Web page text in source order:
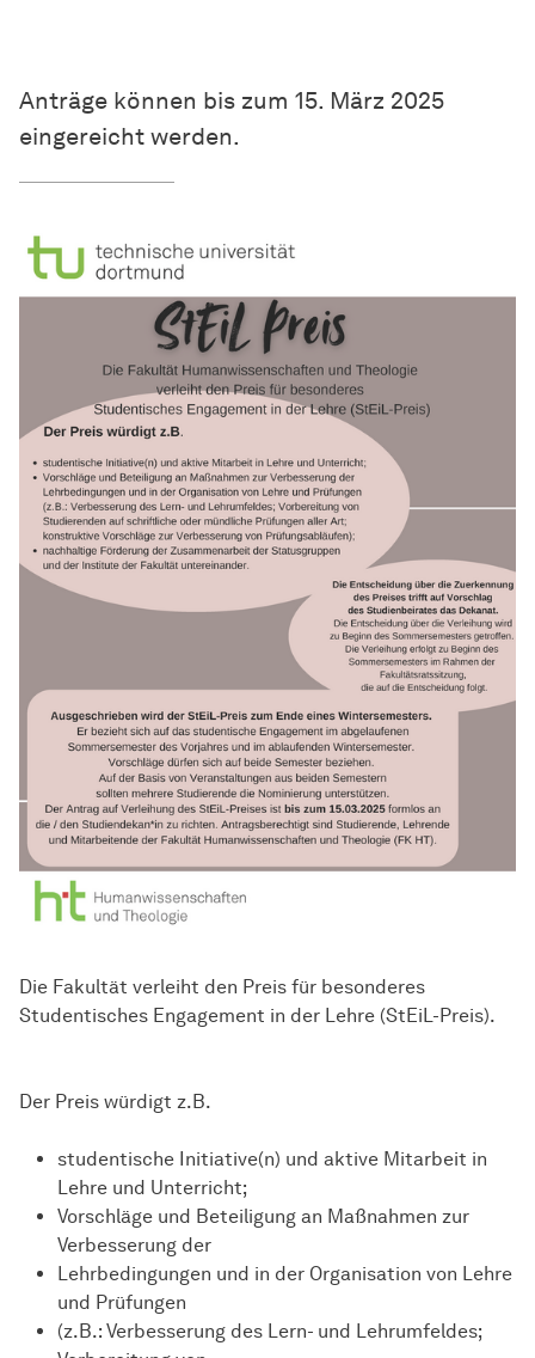
Anträge können bis zum 15. März 2025
eingereicht werden.
Die Fakultät verleiht den Preis für besonderes
Studentisches Engagement in der Lehre (StEiL-Preis).
Der Preis würdigt z.B.
studentische Initiative(n) und aktive Mitarbeit in
Lehre und Unterricht;
Vorschläge und Beteiligung an Maßnahmen zur
Verbesserung der
Lehrbedingungen und in der Organisation von Lehre
und Prüfungen
(z.B.: Verbesserung des Lern- und Lehrumfeldes;